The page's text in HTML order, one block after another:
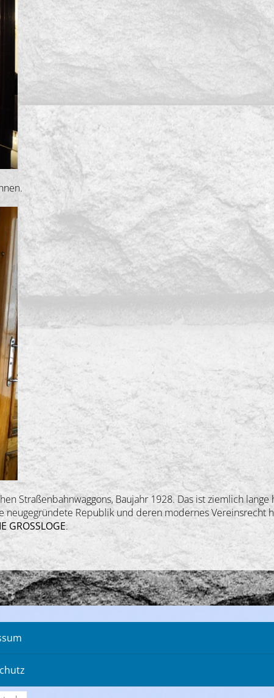
Straßenbahnwaggons, Baujahr 1928. Das ist ziemlich lange
neugegründete Republik und deren modernes Vereinsrecht
GROSSLOGE.